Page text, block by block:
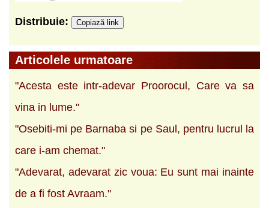
Distribuie: Copiază link
Articolele urmatoare
"Acesta este intr-adevar Proorocul, Care va sa
vina in lume."
"Osebiti-mi pe Barnaba si pe Saul, pentru lucrul la
care i-am chemat."
"Adevarat, adevarat zic voua: Eu sunt mai inainte
de a fi fost Avraam."